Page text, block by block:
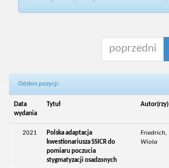
poprzedni
Odsłon pozycji:
Data
wydania
Tytuł Autor(rzy)
2021
Polska adaptacja
kwestionariusza SSICR do
pomiaru poczucia
stygmatyzacji osadzonych
Friedrich,
Wiola